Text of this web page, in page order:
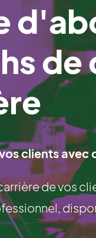
clients
de vos